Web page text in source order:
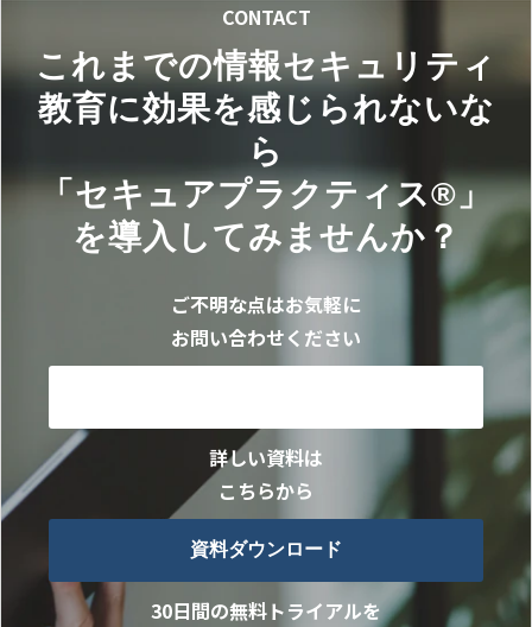
CONTACT
これまでの情報セキュリティ
教育に効果を感じられないな
ら
「セキュアプラクティス®」
を導入してみませんか？
ご不明な点はお気軽に
お問い合わせください
詳しい資料は
こちらから
資料ダウンロード
30日間の無料トライアルを